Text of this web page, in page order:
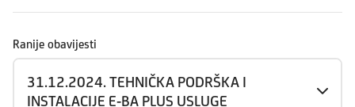
Ranije obavijesti
31.12.2024. TEHNIČKA PODRŠKA I
INSTALACIJE E-BA PLUS USLUGE